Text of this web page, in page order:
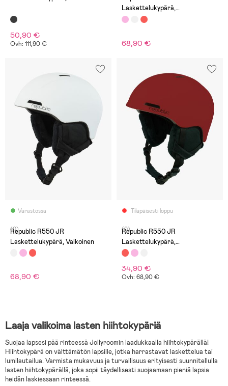
50,90 €
Ovh: 111,90 €
Laskettelukypärä,
Vaaleanpunainen
68,90 €
Varastossa
(0)
Republic R550 JR
Laskettelukypärä, Valkoinen
68,90 €
Tilapäisesti loppu
(0)
Republic R550 JR
Laskettelukypärä,
Tummanpunainen
34,90 €
Ovh: 68,90 €
Laaja valikoima lasten hiihtokypäriä
Suojaa lapsesi pää rinteessä Jollyroomin laadukkaalla hiihtokypärällä!
Hiihtokypärä on välttämätön lapsille, jotka harrastavat laskettelua tai
lumilautailua. Varmista mukavuus ja turvallisuus erityisesti suunnitellulla
lasten hiihtokypärällä, joka sopii täydellisesti suojaamaan pieniä lapsia
heidän laskiessaan rinteessä.